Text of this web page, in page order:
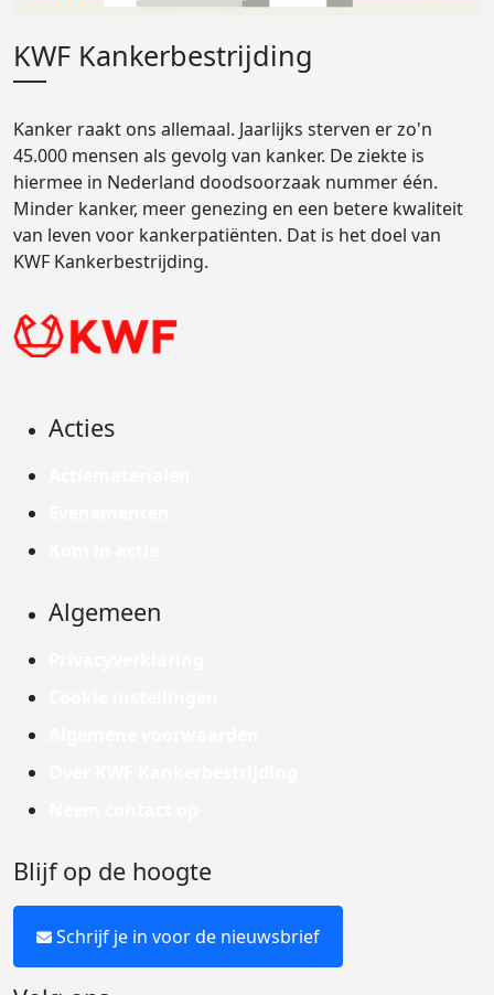
KWF Kankerbestrijding
Kanker raakt ons allemaal. Jaarlijks sterven er zo'n
45.000 mensen als gevolg van kanker. De ziekte is
hiermee in Nederland doodsoorzaak nummer één.
Minder kanker, meer genezing en een betere kwaliteit
van leven voor kankerpatiënten. Dat is het doel van
KWF Kankerbestrijding.
Acties
Algemeen
Blijf op de hoogte
Schrijf je in voor de nieuwsbrief